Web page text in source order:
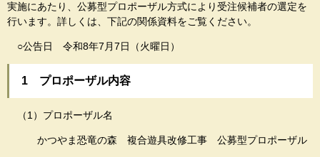
実施にあたり、公募型プロポーザル方式により受注候補者の選定を
行います。詳しくは、下記の関係資料をご覧ください。
○公告日 令和8年7月7日（火曜日）
1 プロポーザル内容
（1）プロポーザル名
かつやま恐竜の森 複合遊具改修工事 公募型プロポーザル